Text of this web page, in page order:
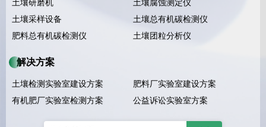
土壤研磨机
土壤腐蚀测定仪
土壤采样设备
土壤总有机碳检测仪
肥料总有机碳检测仪
土壤团粒分析仪
解决方案
土壤检测实验室建设方案
肥料厂实验室建设方案
有机肥厂实验室检测方案
公益诉讼实验室方案